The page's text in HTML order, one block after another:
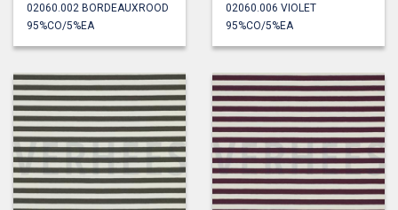
02060.002 BORDEAUXROOD
95%CO/5%EA
02060.006 VIOLET
95%CO/5%EA